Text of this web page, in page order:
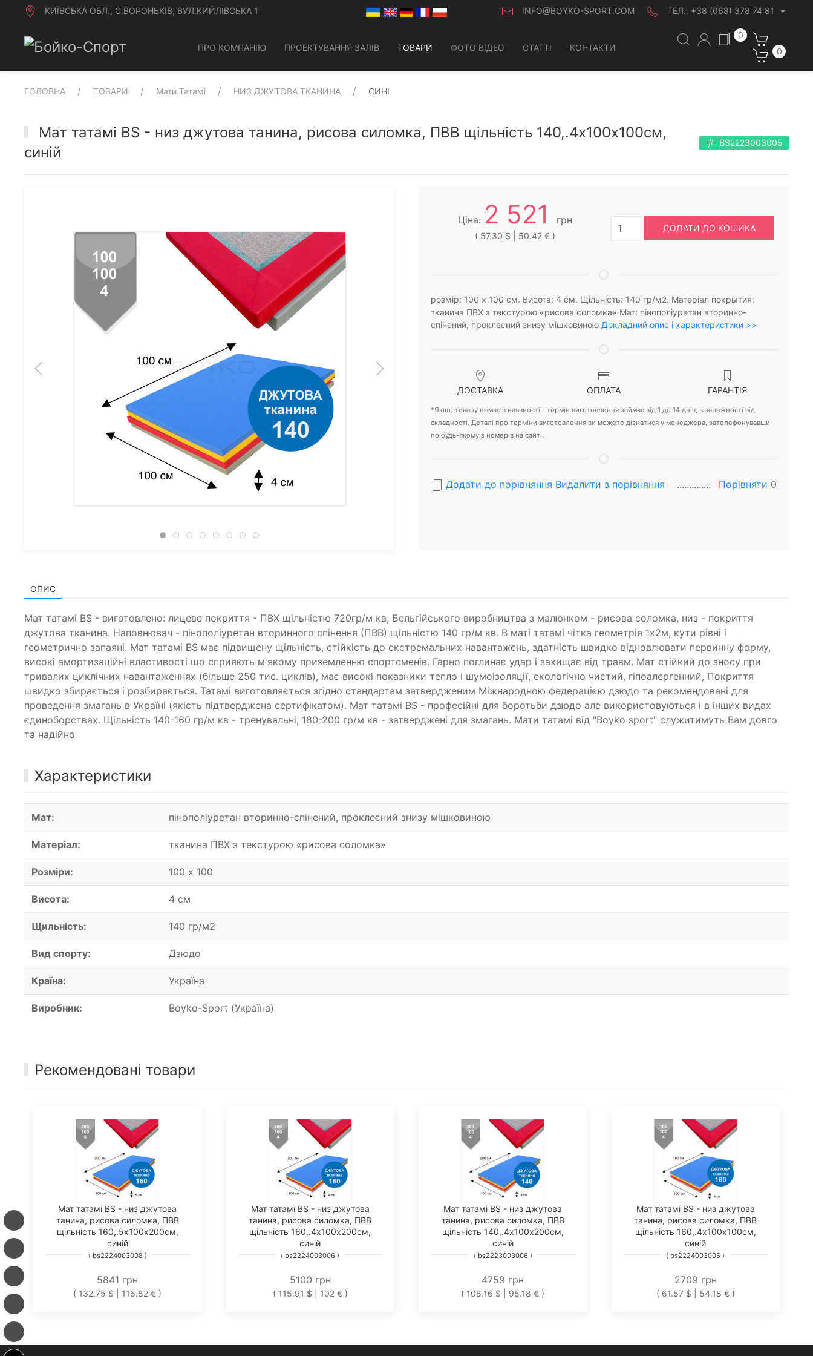
КИЇВСЬКА ОБЛ., С.ВОРОНЬКІВ, ВУЛ.КИЙЛІВСЬКА 1 INFO@BOYKO-SPORT.COM ТЕЛ.: +38 (068) 378 74 81
ПРО КОМПАНІЮ ПРОЕКТУВАННЯ ЗАЛІВ ТОВАРИ ФОТО ВІДЕО СТАТТІ КОНТАКТИ
0
0
ГОЛОВНА ТОВАРИ Мати.Татамі НИЗ ДЖУТОВА ТКАНИНА СИНІ
Мат татамі BS - низ джутова танина, рисова силомка, ПВВ щільність 140,.4х100х100см,
синій
BS2223003005
Ціна: 2 521 грн
( 57.30 $ | 50.42 € )
ДОДАТИ ДО КОШИКА
розмір: 100 х 100 см. Висота: 4 см. Щільність: 140 гр/м2. Матеріал покрытия:
тканина ПВХ з текстурою «рисова соломка» Мат: пінополіуретан вторинно-
спінений, проклеєний знизу мішковиною Докладний опис і характеристики >>
ДОСТАВКА ОПЛАТА ГАРАНТІЯ
*Якщо товару немає в наявності - термін виготовлення займає від 1 до 14 днів, в залежності від
складності. Деталі про терміни виготовлення ви можете дізнатися у менеджера, зателефонувавши
по будь-якому з номерів на сайті.
Додати до порівняння Видалити з порiвняння Порівняти 0
ОПИС
Мат татамі BS - виготовлено: лицеве покриття - ПВХ щільністю 720гр/м кв, Бельгійського виробництва з малюнком - рисова соломка, низ - покриття
джутова тканина. Наповнювач - пінополіуретан вторинного спінення (ПВВ) щільністю 140 гр/м кв. В маті татамі чітка геометрія 1х2м, кути рівні і
геометрично запаяні. Мат татамі BS має підвищену щільність, стійкість до екстремальних навантажень, здатність швидко відновлювати первинну форму,
високі амортизаційні властивості що сприяють м'якому приземленню спортсменів. Гарно поглинає удар і захищає від травм. Мат стійкий до зносу при
тривалих циклічних навантаженнях (більше 250 тис. циклів), має високі показники тепло і шумоізоляції, екологічно чистий, гіпоалергенний, Покриття
швидко збирається і розбирається. Татамі виготовляється згідно стандартам затвердженим Міжнародною федерацією дзюдо та рекомендовані для
проведення змагань в Україні (якість підтверджена сертифікатом). Мат татамі BS - професійні для боротьби дзюдо але використовуються і в інших видах
єдиноборствах. Щільність 140-160 гр/м кв - тренувальні, 180-200 гр/м кв - затверджені для змагань. Мати татамі від "Boyko sport" служитимуть Вам довго
та надійно
Характеристики
Мат: пінополіуретан вторинно-спінений, проклеєний знизу мішковиною
Матеріал: тканина ПВХ з текстурою «рисова соломка»
Розміри: 100 х 100
Висота: 4 см
Щильність: 140 гр/м2
Вид спорту: Дзюдо
Країна: Україна
Виробник: Boyko-Sport (Україна)
Рекомендовані товари
Мат татамі BS - низ джутова
танина, рисова силомка, ПВВ
щільність 160,.5х100х200см,
синій
( bs2224003008 )
5841 грн
( 132.75 $ | 116.82 € )
Мат татамі BS - низ джутова
танина, рисова силомка, ПВВ
щільність 160,.4х100х200см,
синій
( bs2224003006 )
5100 грн
( 115.91 $ | 102 € )
Мат татамі BS - низ джутова
танина, рисова силомка, ПВВ
щільність 140,.4х100х200см,
синій
( bs2223003006 )
4759 грн
( 108.16 $ | 95.18 € )
Мат татамі BS - низ джутова
танина, рисова силомка, ПВВ
щільність 160,.4х100х100см,
синій
( bs2224003005 )
2709 грн
( 61.57 $ | 54.18 € )